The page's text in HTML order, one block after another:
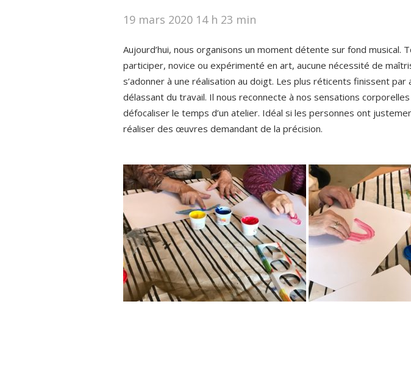
19 mars 2020 14 h 23 min
Aujourd’hui, nous organisons un moment détente sur fond musical.
participer, novice ou expérimenté en art, aucune nécessité de
s’adonner à une réalisation au doigt. Les plus réticents finissent par
délassant du travail. Il nous reconnecte à nos sensations
défocaliser le temps d’un atelier. Idéal si les personnes ont
réaliser des œuvres demandant de la précision.